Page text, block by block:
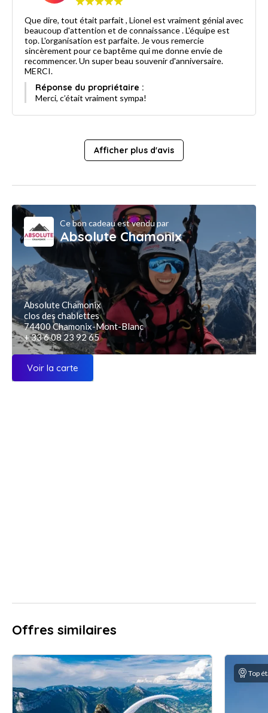
Que dire, tout était parfait , Lionel est vraiment génial avec
beaucoup d'attention et de connaissance . L'équipe est
top. L'organisation est parfaite. Je vous remercie
sincèrement pour ce baptême qui me donne envie de
recommencer. Un super beau souvenir d'anniversaire.
MERCI.
Réponse du propriétaire :
Merci, c’était vraiment sympa!
Afficher plus d'avis
Ce bon cadeau est vendu par
Absolute Chamonix
Absolute Chamonix
clos des chablettes
74400 Chamonix-Mont-Blanc
+ 33 6 08 23 92 65
Voir la carte
Offres similaires
Top